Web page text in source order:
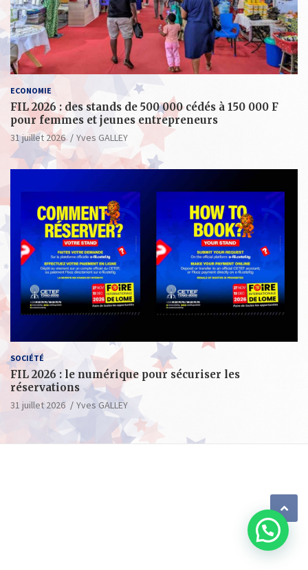
ECONOMIE
FIL 2026 : des stands de 500 000 cédés à 150 000 F
pour femmes et jeunes entrepreneurs
31 juillet 2026 Yves GALLEY
SOCIÉTÉ
FIL 2026 : le numérique pour sécuriser les
réservations
31 juillet 2026 Yves GALLEY